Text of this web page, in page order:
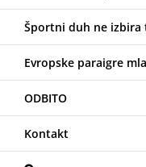
Športni duh ne izbira
Evropske paraigre
ODBITO
Kontakt